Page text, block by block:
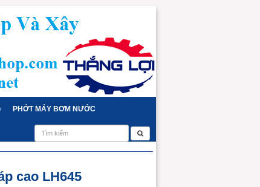
PHỚT MÁY BƠM NƯỚC
cao LH645